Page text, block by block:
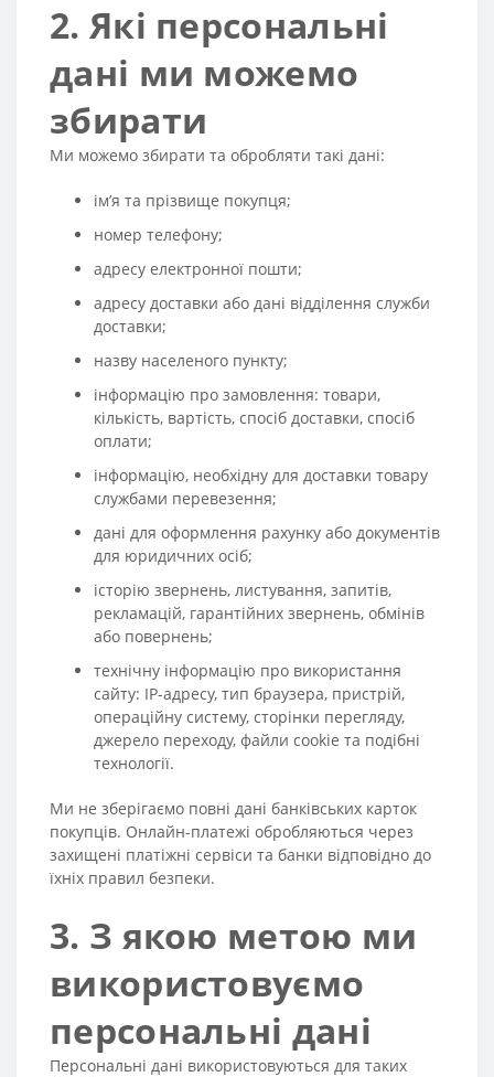
2. Які персональні
дані ми можемо
збирати
Ми можемо збирати та обробляти такі дані:
ім’я та прізвище покупця;
номер телефону;
адресу електронної пошти;
адресу доставки або дані відділення служби
доставки;
назву населеного пункту;
інформацію про замовлення: товари,
кількість, вартість, спосіб доставки, спосіб
оплати;
інформацію, необхідну для доставки товару
службами перевезення;
дані для оформлення рахунку або документів
для юридичних осіб;
історію звернень, листування, запитів,
рекламацій, гарантійних звернень, обмінів
або повернень;
технічну інформацію про використання
сайту: IP-адресу, тип браузера, пристрій,
операційну систему, сторінки перегляду,
джерело переходу, файли cookie та подібні
технології.
Ми не зберігаємо повні дані банківських карток
покупців. Онлайн-платежі обробляються через
захищені платіжні сервіси та банки відповідно до
їхніх правил безпеки.
3. З якою метою ми
використовуємо
персональні дані
Персональні дані використовуються для таких